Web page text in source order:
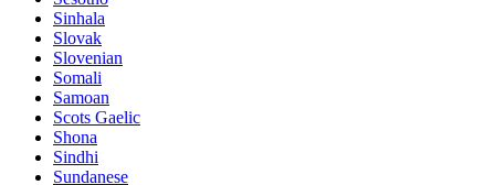
Sinhala
Slovak
Slovenian
Somali
Samoan
Scots Gaelic
Shona
Sindhi
Sundanese